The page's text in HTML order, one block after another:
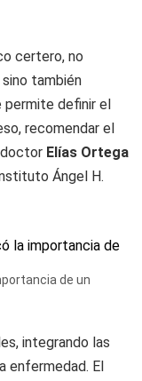
certero, no
también
permite definir el
recomendar el
Elías Ortega
Ángel H.
de un
integrando las
enfermedad. El